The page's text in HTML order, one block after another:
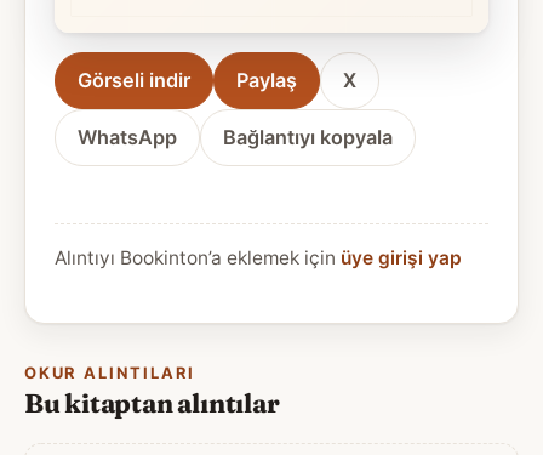
Görseli indir Paylaş X
WhatsApp Bağlantıyı kopyala
Alıntıyı Bookinton’a eklemek için üye girişi yap
OKUR ALINTILARI
Bu kitaptan alıntılar